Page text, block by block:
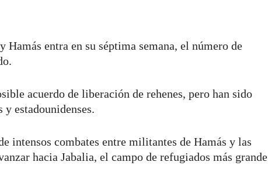
entra en su séptima semana, el número de
acuerdo de liberación de rehenes, pero han sido
estadounidenses.
intensos combates entre militantes de Hamás y las
hacia Jabalia, el campo de refugiados más grande